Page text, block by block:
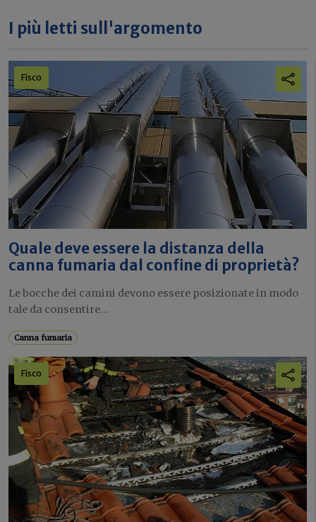
I più letti sull'argomento
Fisco
Quale deve essere la distanza della
canna fumaria dal confine di proprietà?
Le bocche dei camini devono essere posizionate in modo
tale da consentire...
Canna fumaria
Fisco